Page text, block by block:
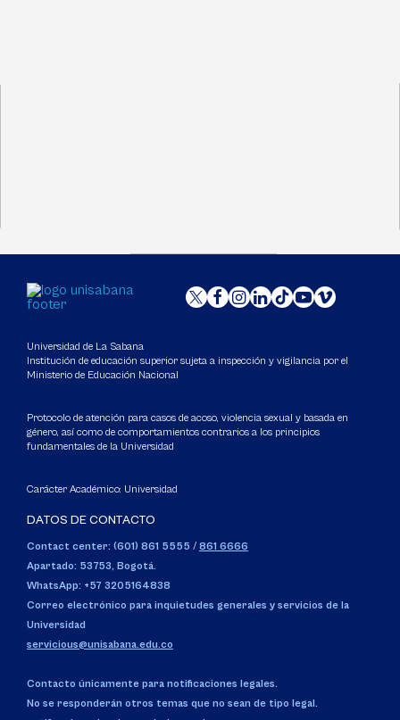
Universidad de La Sabana
Institución de educación superior sujeta a inspección y vigilancia por el
Ministerio de Educación Nacional
Protocolo de atención para casos de acoso, violencia sexual y basada en
género, así como de comportamientos contrarios a los principios
fundamentales de la Universidad
Carácter Académico: Universidad
DATOS DE CONTACTO
Contact center: (601) 861 5555 / 861 6666
Apartado: 53753, Bogotá.
WhatsApp: +57 3205164838
Correo electrónico para inquietudes generales y servicios de la
Universidad
servicious@unisabana.edu.co
Contacto únicamente para notificaciones legales.
No se responderán otros temas que no sean de tipo legal.